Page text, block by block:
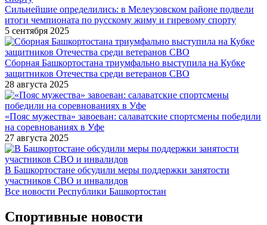
Сильнейшие определились: в Мелеузовском районе подвели
итоги чемпионата по русскому жиму и гиревому спорту
5 сентября 2025
Сборная Башкортостана триумфально выступила на Кубке
защитников Отечества среди ветеранов СВО
28 августа 2025
«Пояс мужества» завоеван: салаватские спортсмены победили
на соревнованиях в Уфе
27 августа 2025
В Башкортостане обсудили меры поддержки занятости
участников СВО и инвалидов
Все новости Республики Башкортостан
Спортивные новости